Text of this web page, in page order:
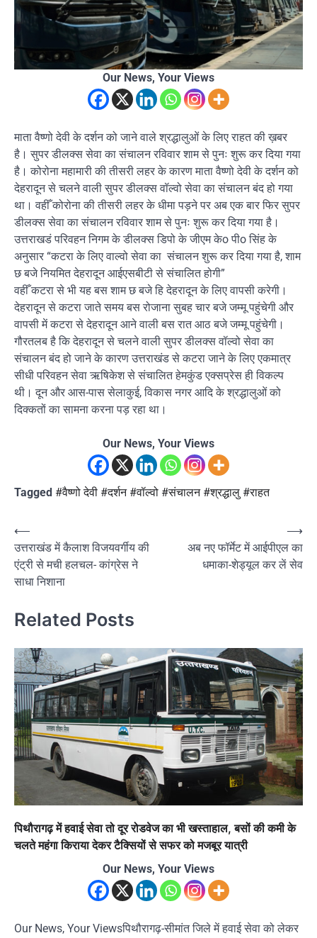
Our News, Your Views
माता वैष्णो देवी के दर्शन को जाने वाले श्रद्धालुओं के लिए राहत की ख़बर
है। सुपर डीलक्स सेवा का संचालन रविवार शाम से पुनः शुरू कर दिया गया
है। कोरोना महामारी की तीसरी लहर के कारण माता वैष्णो देवी के दर्शन को
देहरादून से चलने वाली सुपर डीलक्स वॉल्वो सेवा का संचालन बंद हो गया
था। वहीँ कोरोना की तीसरी लहर के धीमा पड़ने पर अब एक बार फिर सुपर
डीलक्स सेवा का संचालन रविवार शाम से पुनः शुरू कर दिया गया है।
उत्तराखडं परिवहन निगम के डीलक्स डिपो के जीएम केo पीo सिंह के
अनुसार “कटरा के लिए वाल्वो सेवा का संचालन शुरू कर दिया गया है, शाम
छ बजे नियमित देहरादून आईएसबीटी से संचालित होगी”
वहीँ कटरा से भी यह बस शाम छ बजे हि देहरादून के लिए वापसी करेगी।
देहरादून से कटरा जाते समय बस रोजाना सुबह चार बजे जम्मू पहुंचेगी और
वापसी में कटरा से देहरादून आने वाली बस रात आठ बजे जम्मू पहुंचेगी।
गौरतलब है कि देहरादून से चलने वाली सुपर डीलक्स वॉल्वो सेवा का
संचालन बंद हो जाने के कारण उत्तराखंड से कटरा जाने के लिए एकमात्र
सीधी परिवहन सेवा ऋषिकेश से संचालित हेमकुंड एक्सप्रेस ही विकल्प
थी। दून और आस-पास सेलाकुई, विकास नगर आदि के श्रद्धालुओं को
दिक्कतों का सामना करना पड़ रहा था।
Our News, Your Views
Tagged #वैष्णो देवी #दर्शन #वॉल्वो #संचालन #श्रद्धालु #राहत
Post
navigation
⟵
उत्तराखंड में कैलाश विजयवर्गीय की
एंट्री से मची हलचल- कांग्रेस ने
साधा निशाना
अब नए फॉर्मेट में आईपीएल का
धमाका-शेड्यूल कर लें सेव
⟶
Related Posts
पिथौरागढ़ में हवाई सेवा तो दूर रोडवेज का भी खस्ताहाल, बसों की कमी के
चलते महंगा किराया देकर टैक्सियों से सफर को मजबूर यात्री
Our News, Your Views
Our News, Your Viewsपिथौरागढ़-सीमांत जिले में हवाई सेवा को लेकर